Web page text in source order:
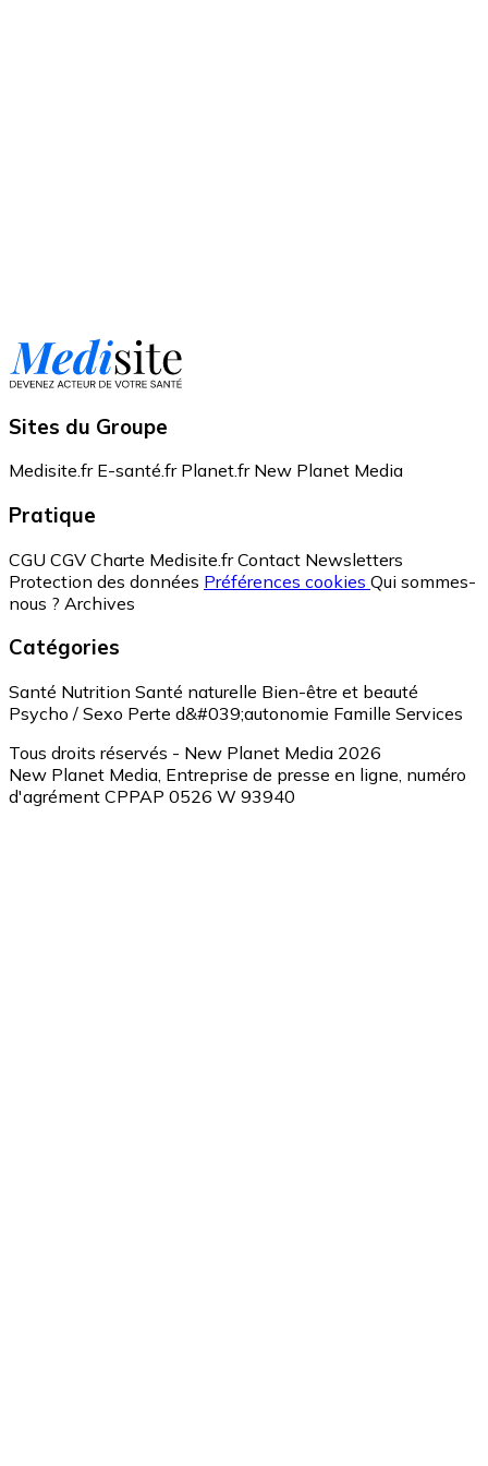
Sites du Groupe
Medisite.fr E-santé.fr Planet.fr New Planet Media
Pratique
CGU CGV Charte Medisite.fr Contact Newsletters
Protection des données Préférences cookies Qui sommes-
nous ? Archives
Catégories
Santé Nutrition Santé naturelle Bien-être et beauté
Psycho / Sexo Perte d&#039;autonomie Famille Services
Tous droits réservés - New Planet Media 2026
New Planet Media, Entreprise de presse en ligne, numéro
d'agrément CPPAP 0526 W 93940